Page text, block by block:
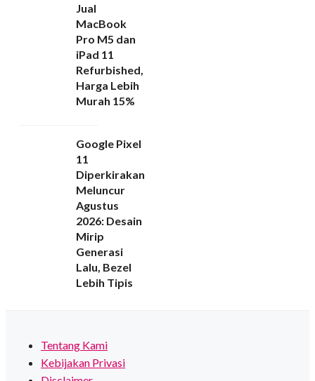
Jual
MacBook
Pro M5 dan
iPad 11
Refurbished,
Harga Lebih
Murah 15%
Google Pixel
11
Diperkirakan
Meluncur
Agustus
2026: Desain
Mirip
Generasi
Lalu, Bezel
Lebih Tipis
Tentang Kami
Kebijakan Privasi